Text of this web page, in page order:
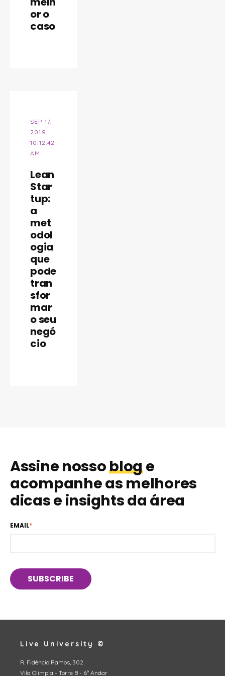
or o
caso
SEP 17,
2019,
10:12:42
AM
Lean
Star
tup:
a
met
odol
ogia
que
pode
tran
sfor
mar
o seu
negó
cio
Assine nossobloge
acompanhe as melhores
dicas e insights da área
EMAIL*
Live University ©
R. Fidêncio Ramos, 302
Vila Olimpia - Torre B - 6º Andar